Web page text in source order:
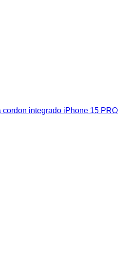
cordon integrado iPhone 15 PRO